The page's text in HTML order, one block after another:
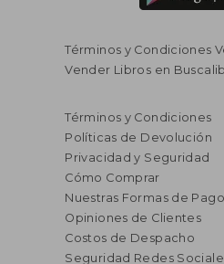
Términos y Condiciones
Vender Libros en
Términos y Condiciones
Políticas de Devolución
Privacidad y Seguridad
Cómo Comprar
Nuestras Formas de Pago
Opiniones de Clientes
Costos de Despacho
Seguridad Redes